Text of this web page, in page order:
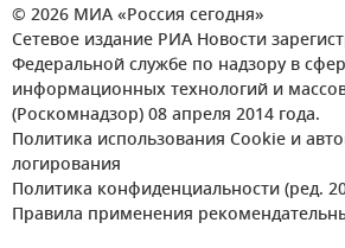
© 2026 МИА «Россия сегодня»
Сетевое издание РИА Новости
Федеральной службе по надзору в
информационных технологий и
(Роскомнадзор) 08 апреля 2014 года.
Политика использования Cookie и
логирования
Политика конфиденциальности (ред.
Правила применения